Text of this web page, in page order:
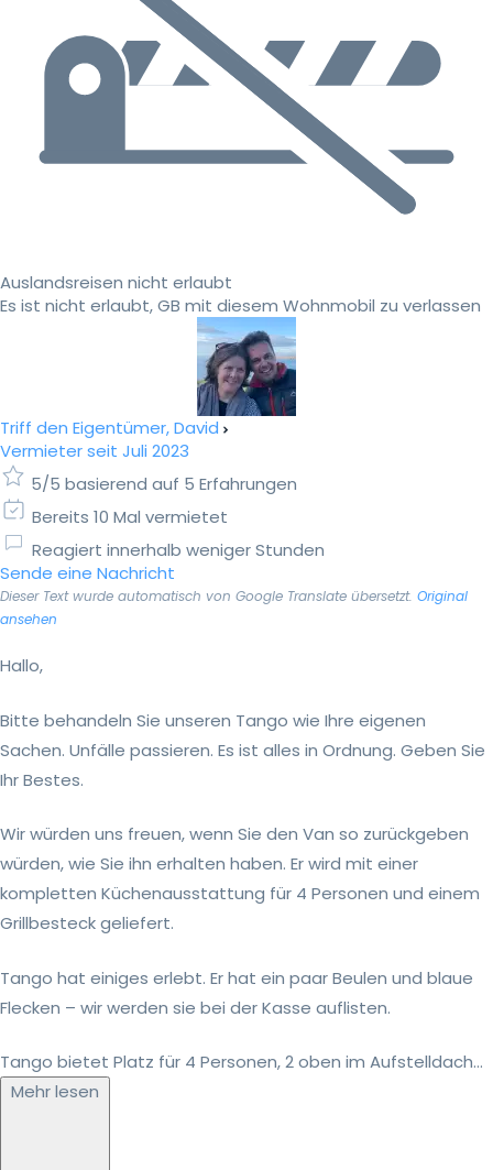
Auslandsreisen nicht erlaubt
Es ist nicht erlaubt, GB mit diesem Wohnmobil zu verlassen
Triff den Eigentümer, David
Vermieter seit Juli 2023
5/5 basierend auf 5 Erfahrungen
Bereits 10 Mal vermietet
Reagiert innerhalb weniger Stunden
Sende eine Nachricht
Dieser Text wurde automatisch von Google Translate übersetzt. Original
ansehen
Hallo,
Bitte behandeln Sie unseren Tango wie Ihre eigenen
Sachen. Unfälle passieren. Es ist alles in Ordnung. Geben Sie
Ihr Bestes.
Wir würden uns freuen, wenn Sie den Van so zurückgeben
würden, wie Sie ihn erhalten haben. Er wird mit einer
kompletten Küchenausstattung für 4 Personen und einem
Grillbesteck geliefert.
Tango hat einiges erlebt. Er hat ein paar Beulen und blaue
Flecken – wir werden sie bei der Kasse auflisten.
Tango bietet Platz für 4 Personen, 2 oben im Aufstelldach...
Mehr lesen